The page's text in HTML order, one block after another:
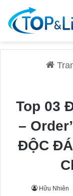
Top 03
–
ĐỘC
Hữu Nhiên